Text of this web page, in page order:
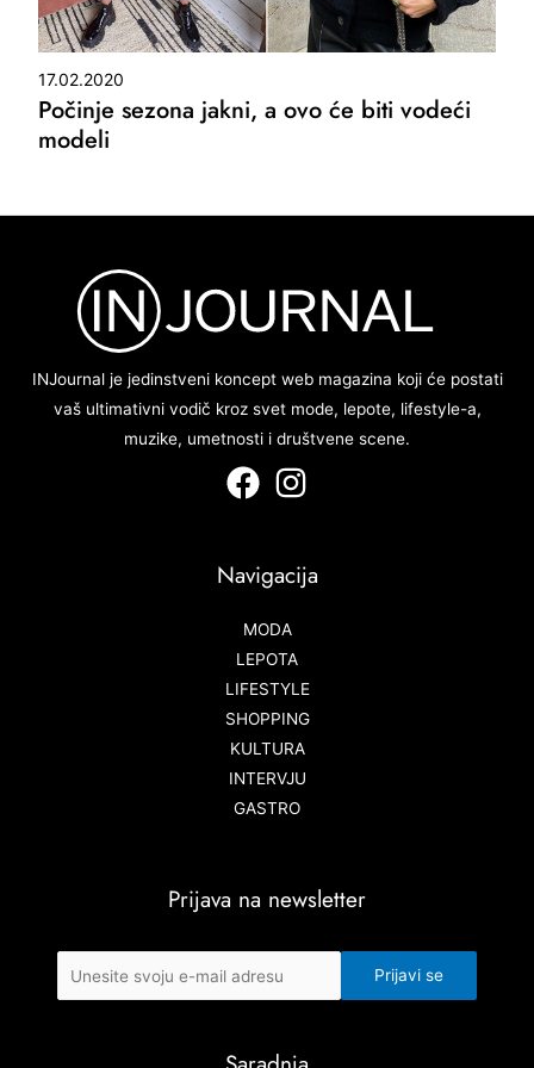
17.02.2020
Počinje sezona jakni, a ovo će biti vodeći
modeli
INJournal je jedinstveni koncept web magazina koji će postati
vaš ultimativni vodič kroz svet mode, lepote, lifestyle-a,
muzike, umetnosti i društvene scene.
Navigacija
MODA
LEPOTA
LIFESTYLE
SHOPPING
KULTURA
INTERVJU
GASTRO
Prijava na newsletter